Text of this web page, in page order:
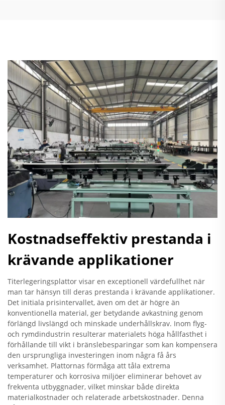
Kostnadseffektiv prestanda i
krävande applikationer
Titerlegeringsplattor visar en exceptionell värdefullhet när
man tar hänsyn till deras prestanda i krävande applikationer.
Det initiala prisintervallet, även om det är högre än
konventionella material, ger betydande avkastning genom
förlängd livslängd och minskade underhållskrav. Inom flyg-
och rymdindustrin resulterar materialets höga hållfasthet i
förhållande till vikt i bränslebesparingar som kan kompensera
den ursprungliga investeringen inom några få års
verksamhet. Plattornas förmåga att tåla extrema
temperaturer och korrosiva miljöer eliminerar behovet av
frekventa utbyggnader, vilket minskar både direkta
materialkostnader och relaterade arbetskostnader. Denna